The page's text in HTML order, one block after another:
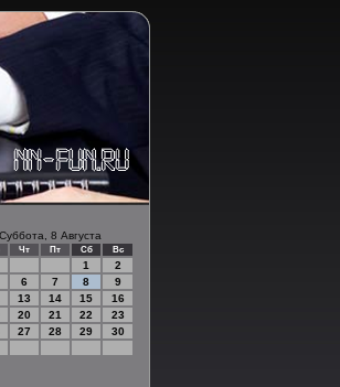
8 Августа
Чт Пт Сб Вс
1
2
6 7 8
9
13 14 15
16
20 21 22
23
27 28 29
30